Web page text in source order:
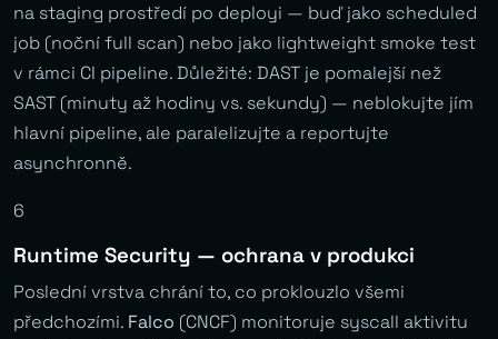
na staging prostředí po deployi — buď jako scheduled
job (noční full scan) nebo jako lightweight smoke test
v rámci CI pipeline. Důležité: DAST je pomalejší než
SAST (minuty až hodiny vs. sekundy) — neblokujte jím
hlavní pipeline, ale paralelizujte a reportujte
asynchronně.
6
Runtime Security — ochrana v produkci
Poslední vrstva chrání to, co proklouzlo všemi
předchozími. Falco (CNCF) monitoruje syscall aktivitu